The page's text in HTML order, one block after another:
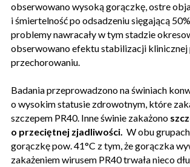
obserwowano wysoką gorączkę, ostre
i śmiertelność po odsadzeniu sięgającą
problemy nawracały w tym stadzie
obserwowano efektu stabilizacji klinicznej
przechorowaniu.
Badania przeprowadzono na świniach
o wysokim statusie zdrowotnym, które
szczepem PR40. Inne świnie zakażono
o przeciętnej zjadliwości. W obu
gorączkę pow. 41°C z tym, że gorączka
zakażeniem wirusem PR40 trwała nieco